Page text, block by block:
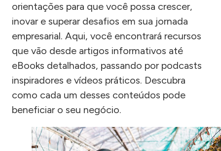
orientações para que você possa crescer,
inovar e superar desafios em sua jornada
empresarial. Aqui, você encontrará recursos
que vão desde artigos informativos até
eBooks detalhados, passando por podcasts
inspiradores e vídeos práticos. Descubra
como cada um desses conteúdos pode
beneficiar o seu negócio.